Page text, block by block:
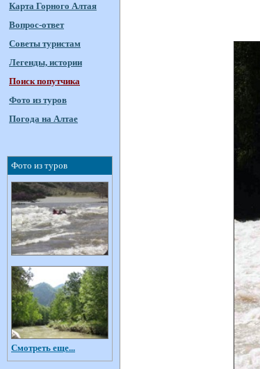
Карта Горного Алтая
Вопрос-ответ
Советы туристам
Легенды, истории
Поиск попутчика
Фото из туров
Погода на Алтае
Фото из туров
Смотреть еще...